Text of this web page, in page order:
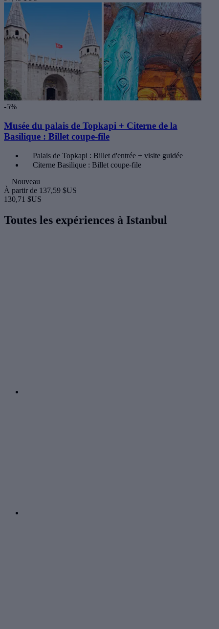
-5%
Musée du palais de Topkapi + Citerne de la
Basilique : Billet coupe-file
Palais de Topkapi : Billet d'entrée + visite guidée
Citerne Basilique : Billet coupe-file
Nouveau
À partir de 137,59 $US
130,71 $US
Toutes les expériences à Istanbul